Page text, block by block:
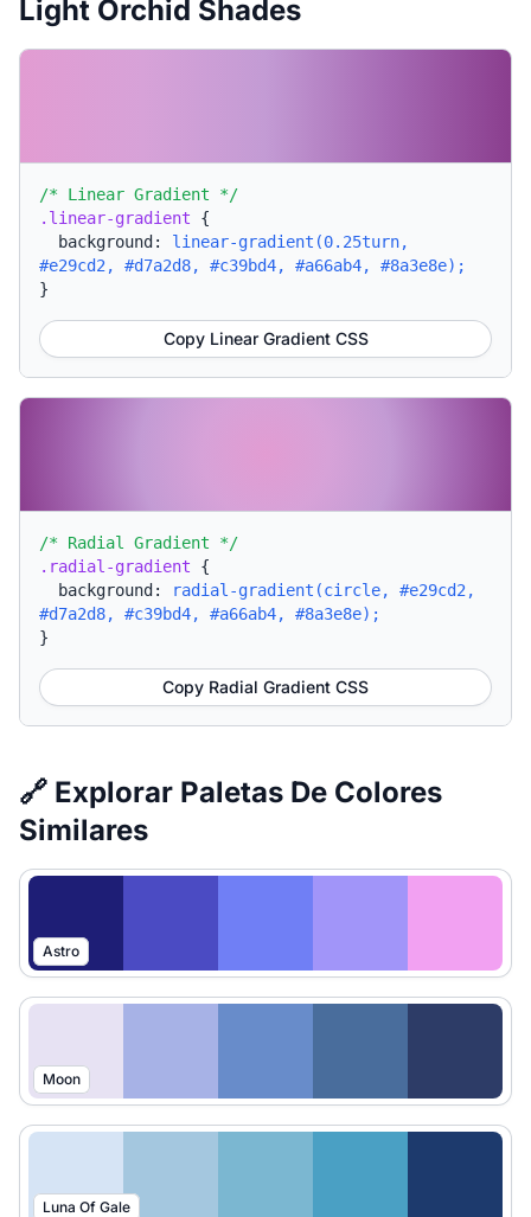
Light Orchid Shades
/* Linear Gradient */
.linear-gradient {
background: linear-gradient(0.25turn,
#e29cd2, #d7a2d8, #c39bd4, #a66ab4, #8a3e8e);
}
Copy Linear Gradient CSS
/* Radial Gradient */
.radial-gradient {
background:
radial-gradient(circle, #e29cd2,
#d7a2d8, #c39bd4, #a66ab4, #8a3e8e);
}
Copy Radial Gradient CSS
🔗 Explorar Paletas De Colores
Similares
Astro
Moon
Luna Of Gale